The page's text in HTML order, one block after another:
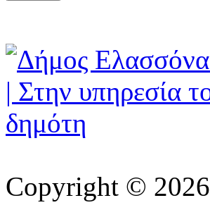
Copyright © 2026